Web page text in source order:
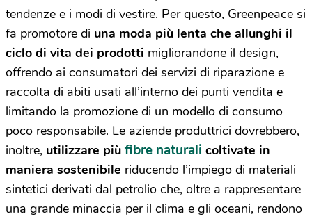
tendenze e i modi di vestire. Per questo, Greenpeace si
fa promotore di una moda più lenta che allunghi il
ciclo di vita dei prodotti migliorandone il design,
offrendo ai consumatori dei servizi di riparazione e
raccolta di abiti usati all’interno dei punti vendita e
limitando la promozione di un modello di consumo
poco responsabile. Le aziende produttrici dovrebbero,
inoltre, utilizzare più fibre naturali coltivate in
maniera sostenibile riducendo l’impiego di materiali
sintetici derivati dal petrolio che, oltre a rappresentare
una grande minaccia per il clima e gli oceani, rendono